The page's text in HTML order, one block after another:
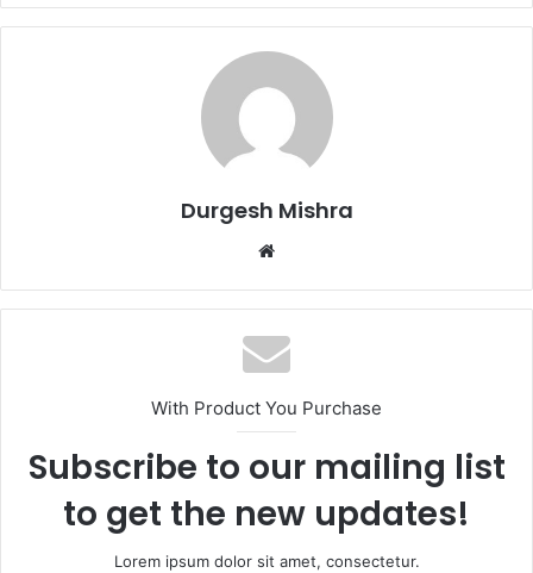
Durgesh Mishra
Website
With Product You Purchase
Subscribe to our mailing list
to get the new updates!
Lorem ipsum dolor sit amet, consectetur.